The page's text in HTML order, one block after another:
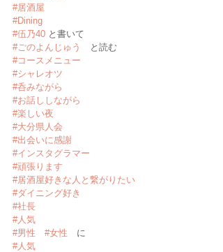
#居酒屋
#Dining
#伍乃40 と書いて
#ごのよんじゅう
と読む
#コースメニュー
#シャレオツ
#呑みながら
#お話ししながら
#楽しい夜
#大分県人会
#出会いに感謝
#インスタグラマー
#頑張ります
#居酒屋好きな人と繋がりたい
#ダイニング好き
#社長
#人気
#男性
#女性 に
#人気